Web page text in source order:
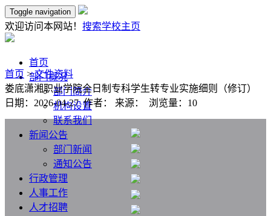
Toggle navigation
欢迎访问本网站！ 搜索学校主页
首页
部门概况
部门简介
机构设置
联系我们
新闻公告
部门新闻
通知公告
行政管理
人事工作
人才招聘
首页 >文件资料
娄底潇湘职业学院全日制专科学生转专业实施细则（修订）
日期：2026-04-27 作者： 来源： 浏览量： 10